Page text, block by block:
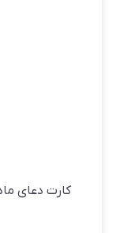
کارت دعای